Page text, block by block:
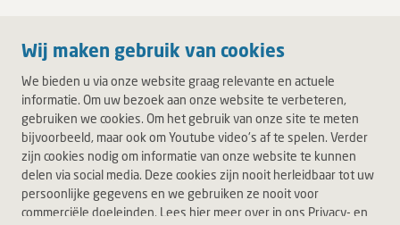
Wij maken gebruik van cookies
We bieden u via onze website graag relevante en actuele
informatie. Om uw bezoek aan onze website te verbeteren,
gebruiken we cookies. Om het gebruik van onze site te meten
bijvoorbeeld, maar ook om Youtube video's af te spelen. Verder
zijn cookies nodig om informatie van onze website te kunnen
delen via social media. Deze cookies zijn nooit herleidbaar tot uw
persoonlijke gegevens en we gebruiken ze nooit voor
commerciële doeleinden. Lees hier meer over in ons Privacy- en